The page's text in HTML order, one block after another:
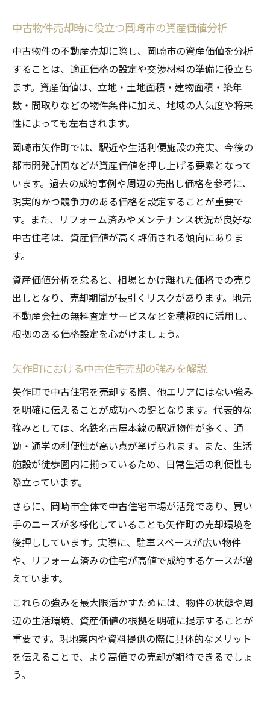
中古物件売却時に役立つ岡崎市の資産価値分析
中古物件の不動産売却に際し、岡崎市の資産価値を分析
することは、適正価格の設定や交渉材料の準備に役立ち
ます。資産価値は、立地・土地面積・建物面積・築年
数・間取りなどの物件条件に加え、地域の人気度や将来
性によっても左右されます。
岡崎市矢作町では、駅近や生活利便施設の充実、今後の
都市開発計画などが資産価値を押し上げる要素となって
います。過去の成約事例や周辺の売出し価格を参考に、
現実的かつ競争力のある価格を設定することが重要で
す。また、リフォーム済みやメンテナンス状況が良好な
中古住宅は、資産価値が高く評価される傾向にありま
す。
資産価値分析を怠ると、相場とかけ離れた価格での売り
出しとなり、売却期間が長引くリスクがあります。地元
不動産会社の無料査定サービスなどを積極的に活用し、
根拠のある価格設定を心がけましょう。
矢作町における中古住宅売却の強みを解説
矢作町で中古住宅を売却する際、他エリアにはない強み
を明確に伝えることが成功への鍵となります。代表的な
強みとしては、名鉄名古屋本線の駅近物件が多く、通
勤・通学の利便性が高い点が挙げられます。また、生活
施設が徒歩圏内に揃っているため、日常生活の利便性も
際立っています。
さらに、岡崎市全体で中古住宅市場が活発であり、買い
手のニーズが多様化していることも矢作町の売却環境を
後押ししています。実際に、駐車スペースが広い物件
や、リフォーム済みの住宅が高値で成約するケースが増
えています。
これらの強みを最大限活かすためには、物件の状態や周
辺の生活環境、資産価値の根拠を明確に提示することが
重要です。現地案内や資料提供の際に具体的なメリット
を伝えることで、より高値での売却が期待できるでしょ
う。